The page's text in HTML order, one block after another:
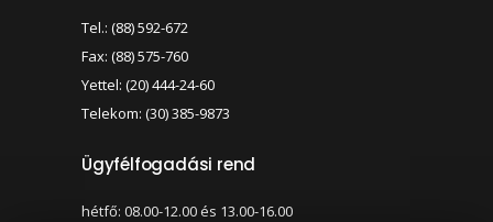
Tel.: (88) 592-672
Fax: (88) 575-760
Yettel: (20) 444-24-60
Telekom: (30) 385-9873
Ügyfélfogadási rend
hétfő: 08.00-12.00 és 13.00-16.00